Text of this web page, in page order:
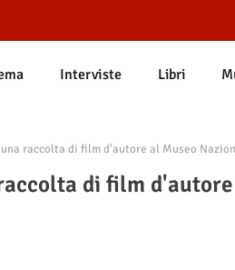
Interviste Libri
una raccolta di film d'autore al Museo
di film